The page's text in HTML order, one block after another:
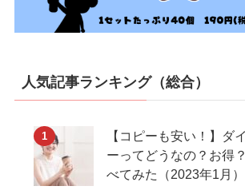
人気記事ランキング（総合）
【コピーも安い！】ダ
ーってどうなの？お得
べてみた（2023年1月）